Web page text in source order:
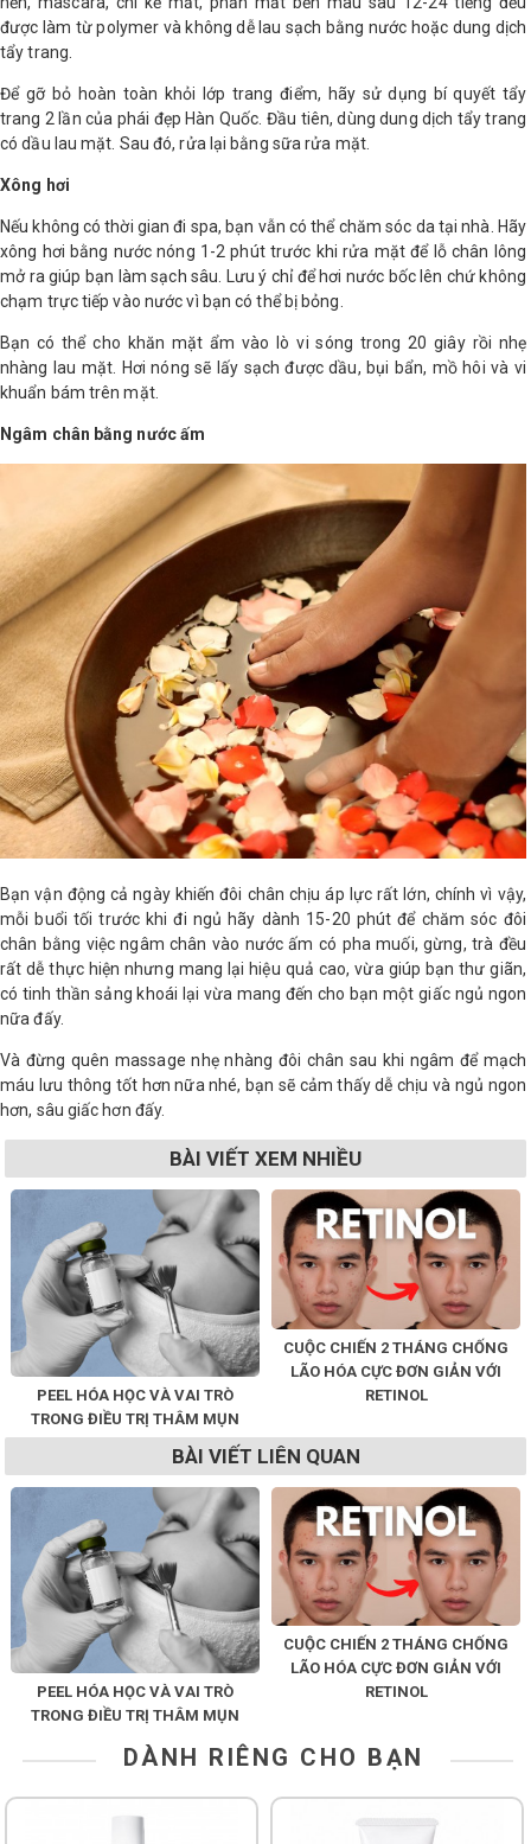
Shop All Brand A-
được làm từ polymer và không dễ lau sạch bằng nước hoặc dung dịch
tẩy trang.
Để gỡ bỏ hoàn toàn khỏi lớp trang điểm, hãy sử dụng bí quyết tẩy
trang 2 lần của phái đẹp Hàn Quốc. Đầu tiên, dùng dung dịch tẩy trang
có dầu lau mặt. Sau đó, rửa lại bằng sữa rửa mặt.
Xông hơi
Nếu không có thời gian đi spa, bạn vẫn có thể chăm sóc da tại nhà. Hãy
xông hơi bằng nước nóng 1-2 phút trước khi rửa mặt để lỗ chân lông
mở ra giúp bạn làm sạch sâu. Lưu ý chỉ để hơi nước bốc lên chứ không
chạm trực tiếp vào nước vì bạn có thể bị bỏng.
Bạn có thể cho khăn mặt ẩm vào lò vi sóng trong 20 giây rồi nhẹ
nhàng lau mặt. Hơi nóng sẽ lấy sạch được dầu, bụi bẩn, mồ hôi và vi
khuẩn bám trên mặt.
Ngâm chân bằng nước ấm
Bạn vận động cả ngày khiến đôi chân chịu áp lực rất lớn, chính vì vậy,
mỗi buổi tối trước khi đi ngủ hãy dành 15-20 phút để chăm sóc đôi
chân bằng việc ngâm chân vào nước ấm có pha muối, gừng, trà đều
rất dễ thực hiện nhưng mang lại hiệu quả cao, vừa giúp bạn thư giãn,
có tinh thần sảng khoái lại vừa mang đến cho bạn một giấc ngủ ngon
nữa đấy.
Và đừng quên massage nhẹ nhàng đôi chân sau khi ngâm để mạch
máu lưu thông tốt hơn nữa nhé, bạn sẽ cảm thấy dễ chịu và ngủ ngon
hơn, sâu giấc hơn đấy.
BÀI VIẾT XEM NHIỀU
PEEL HÓA HỌC VÀ VAI TRÒ
TRONG ĐIỀU TRỊ THÂM MỤN
CUỘC CHIẾN 2 THÁNG CHỐNG
LÃO HÓA CỰC ĐƠN GIẢN VỚI
RETINOL
BÀI VIẾT LIÊN QUAN
PEEL HÓA HỌC VÀ VAI TRÒ
TRONG ĐIỀU TRỊ THÂM MỤN
CUỘC CHIẾN 2 THÁNG CHỐNG
LÃO HÓA CỰC ĐƠN GIẢN VỚI
RETINOL
DÀNH RIÊNG CHO BẠN